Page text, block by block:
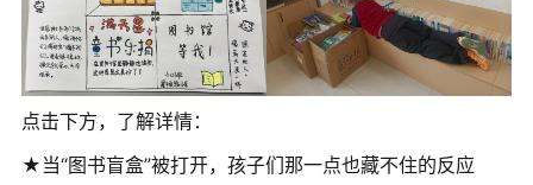
点击下方，了解详情：
★当“图书盲盒”被打开，孩子们那一点也藏不住的反应